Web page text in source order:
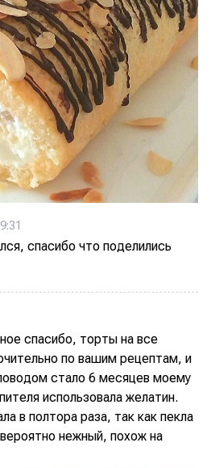
спасибо что поделились
спасибо, торты на все
по вашим рецептам, и
стало 6 месяцев моему
использовала желатин.
в полтора раза, так как пекла
нежный, похож на